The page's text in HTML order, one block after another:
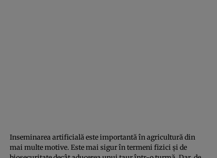
Inseminarea artificială este importantă în agricultură din
mai multe motive. Este mai sigur în termeni fizici și de